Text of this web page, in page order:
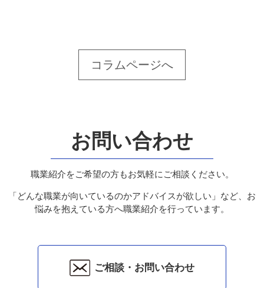
コラムページへ
お問い合わせ
職業紹介をご希望の方もお気軽にご相談ください。
「どんな職業が向いているのかアドバイスが欲しい」など、お
悩みを抱えている方へ職業紹介を行っています。
ご相談・お問い合わせ